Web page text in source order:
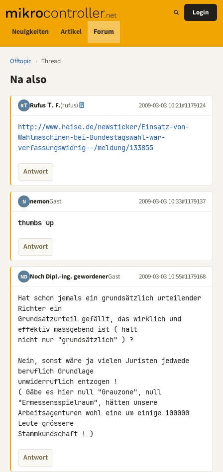
Neuigkeiten Artikel Forum
Login
Offtopic › Thread
Na also
RΤ Rufus Τ. F.(rufus) 2009-03-03 10:21#1179124
http://www.heise.de/newsticker/Einsatz-von-
Wahlmaschinen-bei-Bundestagswahl-war-
verfassungswidrig--/meldung/133855
Antwort
N nemonGast 2009-03-03 10:33#1179137
thumbs up
Antwort
ND Noch Dipl.-Ing. gewordenerGast 2009-03-03 10:55#1179168
Hat schon jemals ein grundsätzlich urteilender
Richter ein
Grundsatzurteil gefällt, das wirklich und
effektiv massgebend ist ( halt
nicht nur "grundsätzlich" ) ?
Nein, sonst wäre ja vielen Juristen jedwede
beruflich Grundlage
unwiderruflich entzogen !
( Gäbe es hier null "Grauzone", null
"Ermessensspielraum", hätten unsere
Arbeitsagenturen wohl eine um einige 100000
Leute grössere
Stammkundschaft ! )
Antwort